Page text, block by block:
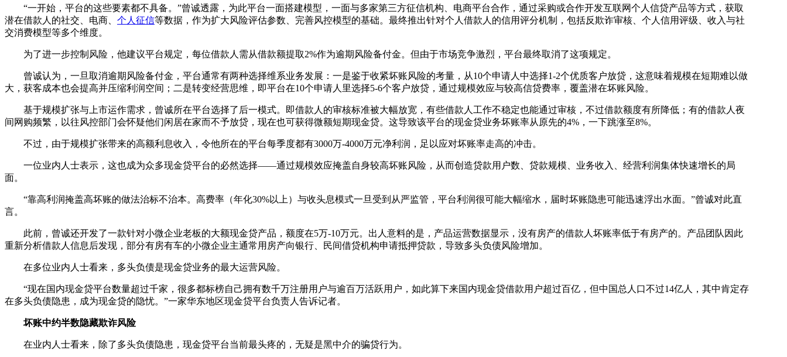
“一开始，平台的这些要素都不具备。”曾诚透露，为此平台一面搭建模型，一面与多家第三方征信机构、电商平台合作，通过采购或合作开发互联网个人信贷产品等方式，获取
潜在借款人的社交、电商、 个人征信等数据，作为扩大风险评估参数、完善风控模型的基础。最终推出针对个人借款人的信用评分机制，包括反欺诈审核、个人信用评级、收入与社
交消费模型等多个维度。
为了进一步控制风险，他建议平台规定，每位借款人需从借款额提取2%作为逾期风险备付金。但由于市场竞争激烈，平台最终取消了这项规定。
曾诚认为，一旦取消逾期风险备付金，平台通常有两种选择维系业务发展：一是鉴于收紧坏账风险的考量，从10个申请人中选择1-2个优质客户放贷，这意味着规模在短期难以做
大，获客成本也会提高并压缩利润空间；二是转变经营思维，即平台在10个申请人里选择5-6个客户放贷，通过规模效应与较高信贷费率，覆盖潜在坏账风险。
基于规模扩张与上市运作需求，曾诚所在平台选择了后一模式。即借款人的审核标准被大幅放宽，有些借款人工作不稳定也能通过审核，不过借款额度有所降低；有的借款人夜
间网购频繁，以往风控部门会怀疑他们闲居在家而不予放贷，现在也可获得微额短期现金贷。这导致该平台的现金贷业务坏账率从原先的4%，一下跳涨至8%。
不过，由于规模扩张带来的高额利息收入，令他所在的平台每季度都有3000万-4000万元净利润，足以应对坏账率走高的冲击。
一位业内人士表示，这也成为众多现金贷平台的必然选择——通过规模效应掩盖自身较高坏账风险，从而创造贷款用户数、贷款规模、业务收入、经营利润集体快速增长的局
面。
“靠高利润掩盖高坏账的做法治标不治本。高费率（年化30%以上）与收头息模式一旦受到从严监管，平台利润很可能大幅缩水，届时坏账隐患可能迅速浮出水面。”曾诚对此直
言。
此前，曾诚还开发了一款针对小微企业老板的大额现金贷产品，额度在5万-10万元。出人意料的是，产品运营数据显示，没有房产的借款人坏账率低于有房产的。产品团队因此
重新分析借款人信息后发现，部分有房有车的小微企业主通常用房产向银行、民间借贷机构申请抵押贷款，导致多头负债风险增加。
在多位业内人士看来，多头负债是现金贷业务的最大运营风险。
“现在国内现金贷平台数量超过千家，很多都标榜自己拥有数千万注册用户与逾百万活跃用户，如此算下来国内现金贷借款用户超过百亿，但中国总人口不过14亿人，其中肯定存
在多头负债隐患，成为现金贷的隐忧。”一家华东地区现金贷平台负责人告诉记者。
坏账中约半数隐藏欺诈风险
在业内人士看来，除了多头负债隐患，现金贷平台当前最头疼的，无疑是黑中介的骗贷行为。